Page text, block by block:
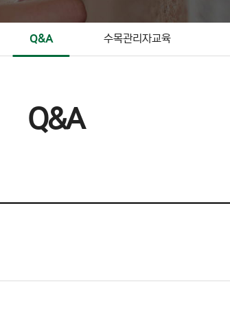
Q&A 수목관리자교육
Q&A